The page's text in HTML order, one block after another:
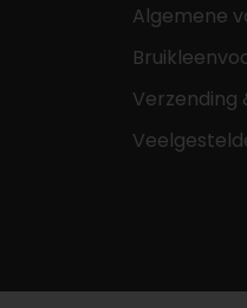
Algemene
Verzending